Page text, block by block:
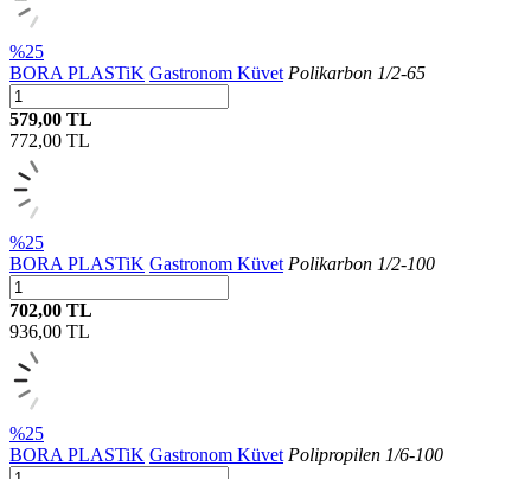
%25
BORA PLASTiK Gastronom Küvet Polikarbon 1/2-65
579,00 TL
772,00 TL
%25
BORA PLASTiK Gastronom Küvet Polikarbon 1/2-100
702,00 TL
936,00 TL
%25
BORA PLASTiK Gastronom Küvet Polipropilen 1/6-100